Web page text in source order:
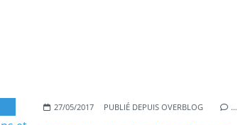
27/05/2017 PUBLIÉ DEPUIS OVERBLOG …